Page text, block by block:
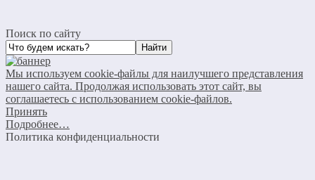
Поиск по сайту
Мы используем cookie-файлы для наилучшего представления
нашего сайта. Продолжая использовать этот сайт, вы
соглашаетесь с использованием cookie-файлов.
Принять
Подробнее…
Политика конфиденциальности